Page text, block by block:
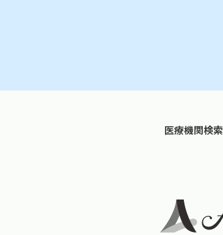
医療機関検索